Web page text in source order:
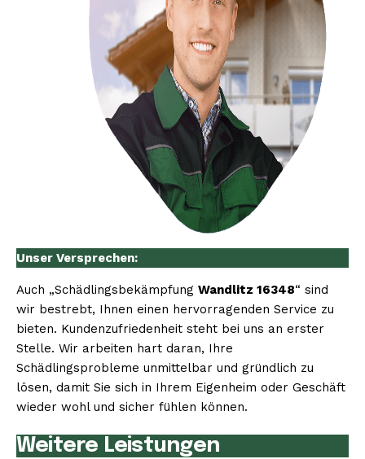
Unser Versprechen:
Auch „Schädlingsbekämpfung Wandlitz 16348“ sind
wir bestrebt, Ihnen einen hervorragenden Service zu
bieten. Kundenzufriedenheit steht bei uns an erster
Stelle. Wir arbeiten hart daran, Ihre
Schädlingsprobleme unmittelbar und gründlich zu
lösen, damit Sie sich in Ihrem Eigenheim oder Geschäft
wieder wohl und sicher fühlen können.
Weitere Leistungen